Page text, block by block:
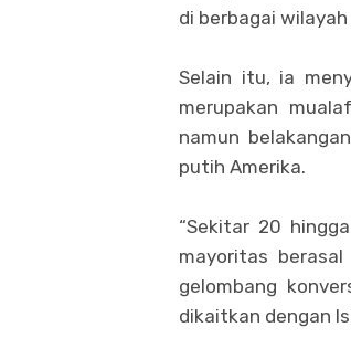
di berbagai wilayah
Selain itu, ia
merupakan
namun
putih Amerika.
“Sekitar 20
mayoritas
gelombang
dikaitkan dengan